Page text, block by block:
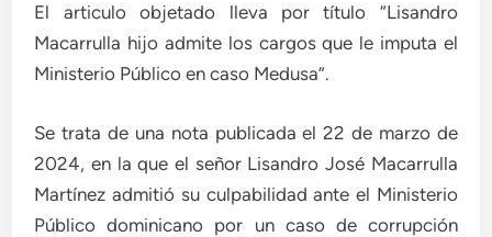
El articulo objetado lleva por título “Lisandro
Macarrulla hijo admite los cargos que le imputa el
Ministerio Público en caso Medusa”.
Se trata de una nota publicada el 22 de marzo de
2024, en la que el señor Lisandro José Macarrulla
Martínez admitió su culpabilidad ante el Ministerio
Público dominicano por un caso de corrupción